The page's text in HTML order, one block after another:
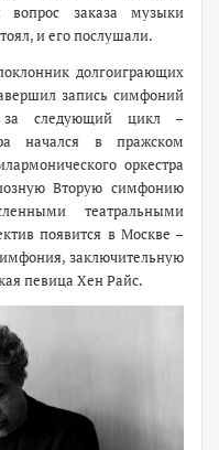
вопрос заказа музыки
и его послушали.
долгоиграющих
запись симфоний
за следующий цикл –
начался в пражском
оркестра
Вторую симфонию
театральными
появится в Москве –
заключительную
певица Хен Райс.